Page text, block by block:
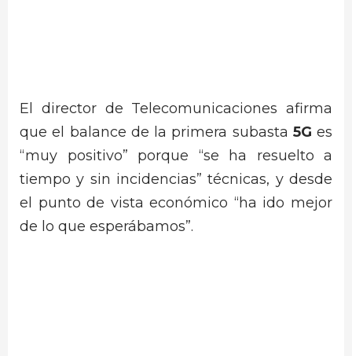
El director de Telecomunicaciones afirma
que el balance de la primera subasta 5G es
“muy positivo” porque “se ha resuelto a
tiempo y sin incidencias” técnicas, y desde
el punto de vista económico “ha ido mejor
de lo que esperábamos”.